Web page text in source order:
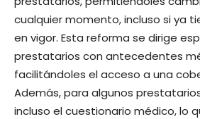
cualquier momento, incluso si ya
en vigor. Esta reforma se dirige
prestatarios con antecedentes
facilitándoles el acceso a una
Además, para algunos
incluso el cuestionario médico, lo